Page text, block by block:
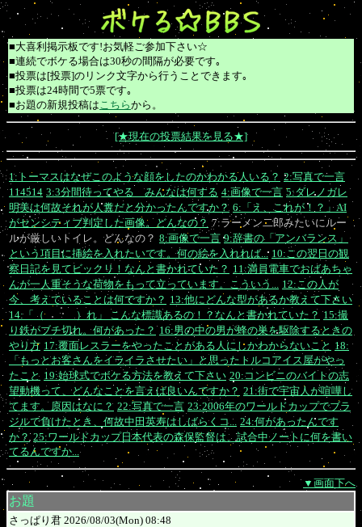
■大喜利掲示板です!お気軽ご参加下さい☆
■連続でボケる場合は30秒の間隔が必要です｡
■投票は[投票]のリンク文字から行うことできます｡
■投票は24時間で5票です｡
■お題の新規投稿はこちらから。
[★現在の投票結果を見る★]
1:トーマスはなぜこのような顔をしたのかわかる人いる？ 2:写真で一言
114514 3:3分間待ってやる みんなは何する 4:画像で一言 5:ダレノガレ
明美は何故それが人糞だと分かったんですか？ 6:「え、これが！？」AI
がセンシティブ判定した画像。どんなの？ 7:ラーメン二郎みたいにルー
ルが厳しいトイレ。どんなの？ 8:画像で一言 9:辞書の「アンバランス」
という項目に挿絵を入れたいです。何の絵を入れれば... 10:この翌日の観
察日記を見てビックリ！なんと書かれていた？ 11:満員電車でおばあちゃ
んが一人重そうな荷物をもって立っています。こういう... 12:この人が
今、考えていることは何ですか？ 13:他にどんな型があるか教えて下さい
14:「（ ）れ」 こんな標識あるの！？なんと書かれていた？ 15:撮
り鉄がブチ切れ。何があった？ 16:男の中の男が蜂の巣を駆除するときの
やり方 17:覆面レスラーをやったことがある人にしかわからないこと 18:
「もっとお客さんをイライラさせたい」と思ったトルコアイス屋がやっ
たこと 19:始球式でボケる方法を教えて下さい 20:コンビニのバイトの志
望動機って、どんなことを言えば良いんですか？ 21:街で宇宙人が喧嘩し
てます。原因はなに？ 22:写真で一言 23:2006年のワールドカップでブラ
ジルで負けたとき、何故中田英寿はしばらくコ... 24:何があったんです
か？ 25:ワールドカップ日本代表の森保監督は、試合中ノートに何を書い
てるんですか...
▼画面下へ
お題
さっぱり君 2026/08/03(Mon) 08:48